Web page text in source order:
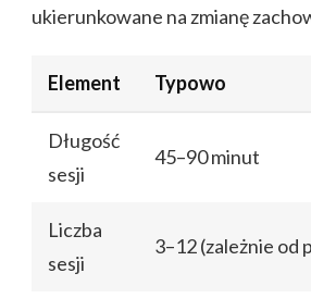
ukierunkowane na zmianę
Element Typowo
Długość
sesji
45–90 minut
Liczba
sesji
3–12 (zależnie od